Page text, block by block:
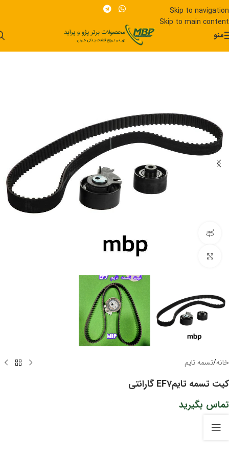
Skip to navigation
Skip to main content
منو
برای بزرگنمایی کلیک کنید
خانه/تسمه تایم
کیت تسمه تایمEF7 گارانتی
تماس بگیرید